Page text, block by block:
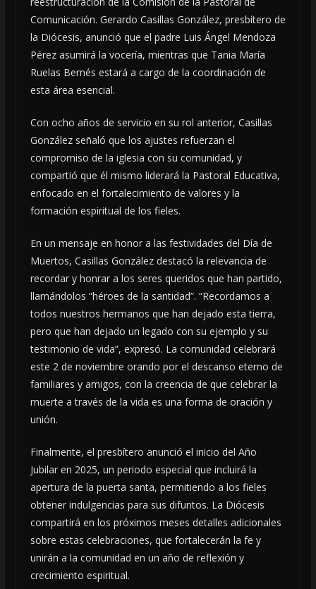
Comunicación. Gerardo Casillas González, presbítero de
la Diócesis, anunció que el padre Luis Ángel Mendoza
Pérez asumirá la vocería, mientras que Tania María
Ruelas Bernés estará a cargo de la coordinación de
esta área esencial.
Con ocho años de servicio en su rol anterior, Casillas
González señaló que los ajustes refuerzan el
compromiso de la iglesia con su comunidad, y
compartió que él mismo liderará la Pastoral Educativa,
enfocado en el fortalecimiento de valores y la
formación espiritual de los fieles.
En un mensaje en honor a las festividades del Día de
Muertos, Casillas González destacó la relevancia de
recordar y honrar a los seres queridos que han partido,
llamándolos “héroes de la santidad”. “Recordamos a
todos nuestros hermanos que han dejado esta tierra,
pero que han dejado un legado con su ejemplo y su
testimonio de vida”, expresó. La comunidad celebrará
este 2 de noviembre orando por el descanso eterno de
familiares y amigos, con la creencia de que celebrar la
muerte a través de la vida es una forma de oración y
unión.
Finalmente, el presbítero anunció el inicio del Año
Jubilar en 2025, un periodo especial que incluirá la
apertura de la puerta santa, permitiendo a los fieles
obtener indulgencias para sus difuntos. La Diócesis
compartirá en los próximos meses detalles adicionales
sobre estas celebraciones, que fortalecerán la fe y
unirán a la comunidad en un año de reflexión y
crecimiento espiritual.